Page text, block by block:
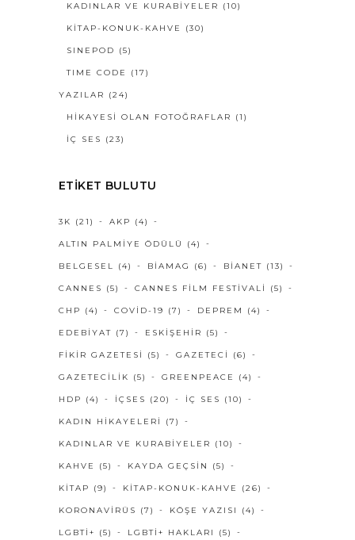
KADINLAR VE KURABİYELER (10)
KİTAP-KONUK-KAHVE (30)
SINEPOD (5)
TIME CODE (17)
YAZILAR (24)
HIKAYESI OLAN FOTOĞRAFLAR (1)
İÇ SES (23)
ETIKET BULUTU
3K (21) AKP (4)
ALTIN PALMIYE ÖDÜLÜ (4)
BELGESEL (4) BIAMAG (6) BIANET (13)
CANNES (5) CANNES FILM FESTIVALI (5)
CHP (4) COVID-19 (7) DEPREM (4)
EDEBIYAT (7) ESKIŞEHIR (5)
FIKIR GAZETESI (5) GAZETECI (6)
GAZETECILIK (5) GREENPEACE (4)
HDP (4) IÇSES (20) IÇ SES (10)
KADIN HIKAYELERI (7)
KADINLAR VE KURABIYELER (10)
KAHVE (5) KAYDA GEÇSIN (5)
KITAP (9) KITAP-KONUK-KAHVE (26)
KORONAVIRÜS (7) KÖŞE YAZISI (4)
LGBTI+ (5) LGBTI+ HAKLARI (5)